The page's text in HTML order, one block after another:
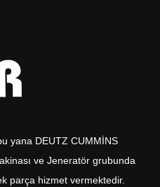
yana DEUTZ CUMMİNS
ve Jeneratör grubunda
parça hizmet vermektedir.